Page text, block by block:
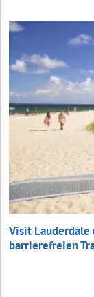
Visit Lauderdale
barrierefreien